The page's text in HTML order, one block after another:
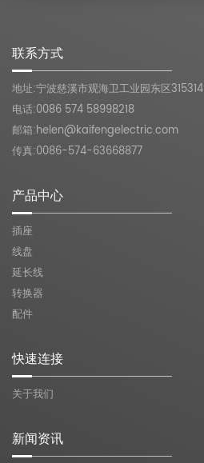
联系方式
地址:宁波慈溪市观海卫工业园东区315314
电话:0086 574 58998218
邮箱:helen@kaifengelectric.com
传真:0086-574-63668877
产品中心
插座
线盘
延长线
转换器
配件
快速连接
关于我们
新闻资讯